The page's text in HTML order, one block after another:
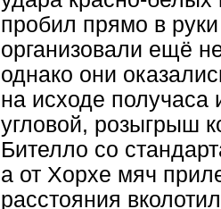
пробил прямо в
организовали ещё
однако они
на исходе получаса
угловой, розыгрыш
Бителло со
а от Хорхе мяч
расстояния